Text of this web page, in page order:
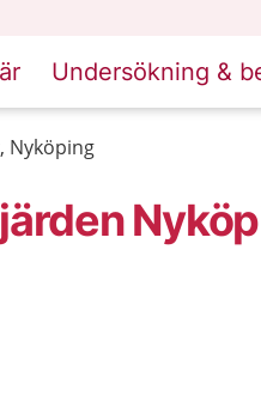
Undersökning &
Nyköping